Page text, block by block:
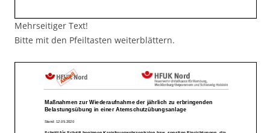
Mehrseitiger Text!
Bitte mit den Pfeiltasten weiterblättern.